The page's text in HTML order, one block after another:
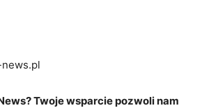
Twoje wsparcie pozwoli nam